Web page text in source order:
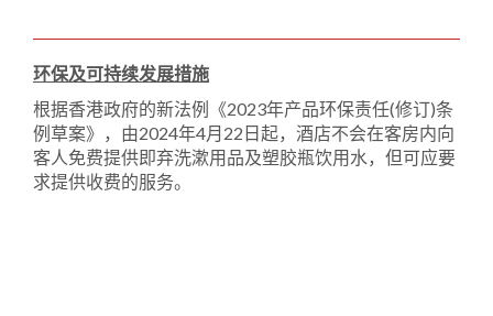
环保及可持续发展措施
根据香港政府的新法例《2023年产品环保责任(修订)条
例草案》，由2024年4月22日起，酒店不会在客房内向
客人免费提供即弃洗漱用品及塑胶瓶饮用水，但可应要
求提供收费的服务。